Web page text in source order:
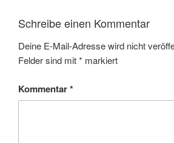
Schreibe einen Kommentar
Deine E-Mail-Adresse wird nicht
Felder sind mit* markiert
Kommentar*